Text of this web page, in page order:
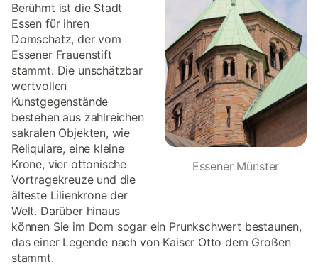
Essener Münster
Berühmt ist die Stadt
Essen für ihren
Domschatz, der vom
Essener Frauenstift
stammt. Die unschätzbar
wertvollen
Kunstgegenstände
bestehen aus zahlreichen
sakralen Objekten, wie
Reliquiare, eine kleine
Krone, vier ottonische
Vortragekreuze und die
älteste Lilienkrone der
Welt. Darüber hinaus
können Sie im Dom sogar ein Prunkschwert bestaunen,
das einer Legende nach von Kaiser Otto dem Großen
stammt.